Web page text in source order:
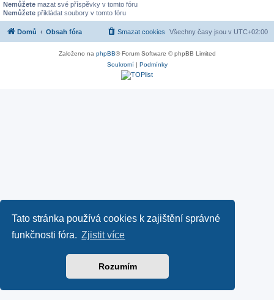
Tato stránka používá cookies k zajištění správné
funkčnosti fóra. Zjistit více
Rozumím
Nemůžete mazat své příspěvky v tomto fóru
Nemůžete přikládat soubory v tomto fóru
Domů Obsah fóra Všechny časy jsou v UTC+02:00
Smazat cookies
Založeno na phpBB® Forum Software © phpBB Limited
Soukromí| Podmínky